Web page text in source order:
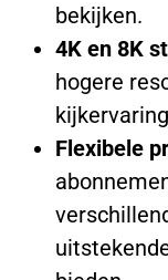
bekijken.
4K en 8K
hogere
Flexibele